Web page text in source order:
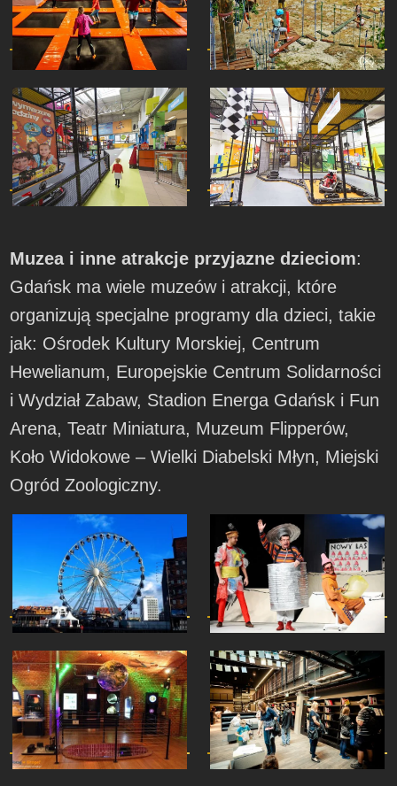
Muzea i inne atrakcje przyjazne dzieciom:
Gdańsk ma wiele muzeów i atrakcji, które
organizują specjalne programy dla dzieci, takie
jak: Ośrodek Kultury Morskiej, Centrum
Hewelianum, Europejskie Centrum Solidarności
i Wydział Zabaw, Stadion Energa Gdańsk i Fun
Arena, Teatr Miniatura, Muzeum Flipperów,
Koło Widokowe – Wielki Diabelski Młyn, Miejski
Ogród Zoologiczny.